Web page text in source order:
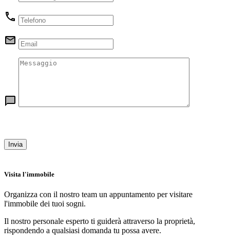
Visita l'immobile
Organizza con il nostro team un appuntamento per visitare
l'immobile dei tuoi sogni.
Il nostro personale esperto ti guiderà attraverso la proprietà,
rispondendo a qualsiasi domanda tu possa avere.